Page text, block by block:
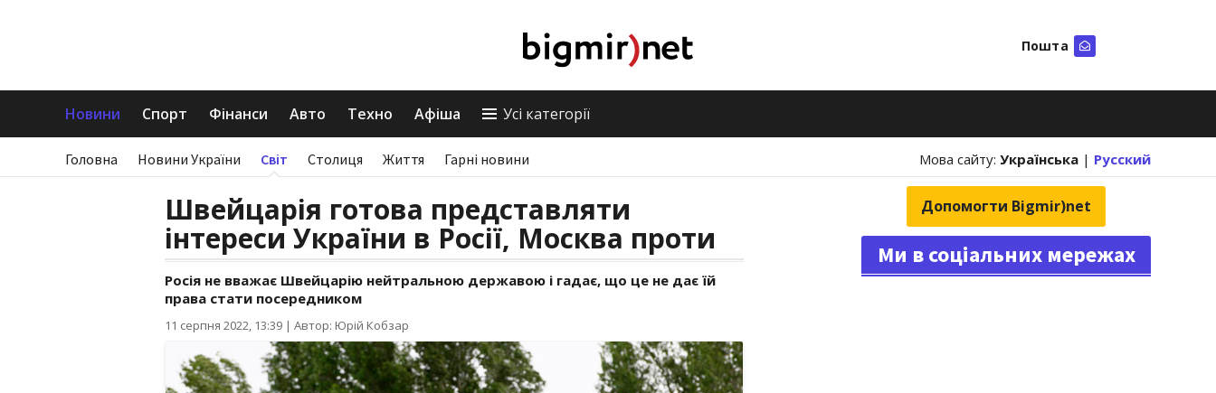
Пошта
Новини Спорт Фінанси Авто Техно Афіша Усі категорії
Головна Новини України Світ Столиця Життя Гарні новини Мова сайту: Українська | Русский
Швейцарія готова представляти
інтереси України в Росії, Москва проти
Росія не вважає Швейцарію нейтральною державою і гадає, що це не дає їй
права стати посередником
11 серпня 2022, 13:39 | Автор: Юрій Кобзар
Допомогти Bigmir)net
Ми в соціальних мережах